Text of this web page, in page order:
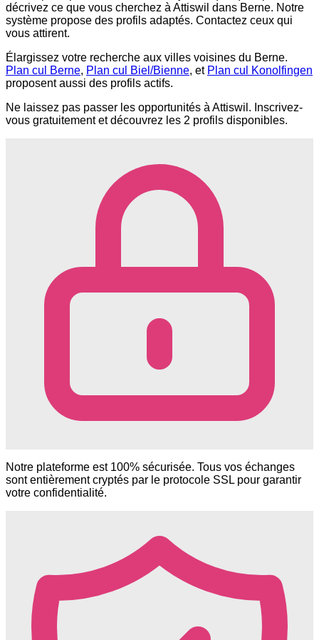
décrivez ce que vous cherchez à Attiswil dans Berne. Notre
système propose des profils adaptés. Contactez ceux qui
vous attirent.
Élargissez votre recherche aux villes voisines du Berne.
Plan cul Berne, Plan cul Biel/Bienne, et Plan cul Konolfingen
proposent aussi des profils actifs.
Ne laissez pas passer les opportunités à Attiswil. Inscrivez-
vous gratuitement et découvrez les 2 profils disponibles.
Notre plateforme est 100% sécurisée. Tous vos échanges
sont entièrement cryptés par le protocole SSL pour garantir
votre confidentialité.